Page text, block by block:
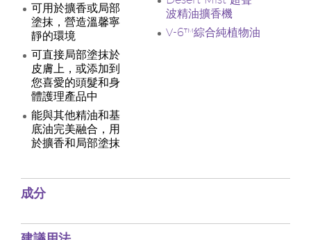
可用於擴香或局部
塗抹，營造溫馨寧
靜的環境
可直接局部塗抹於
皮膚上，或添加到
您喜愛的頭髮和身
體護理產品中
能與其他精油和基
底油完美融合，用
於擴香和局部塗抹
波精油擴香機
V-6™綜合純植物油
成分